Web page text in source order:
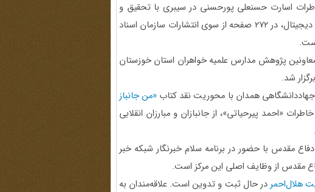
اسارت حسنعلی پورحسنی در سیبری با تحقیق و
تدوین علی درازی به همت معاونت پژوهش و منابع دیجیتال، در ۲۷۲ صفحه از سوی انتشارات سازمان اسناد
پژوهش مدارس علمیه خواهران استان خوزستان
همدان با محوریت نقد کتاب «من جانباز
«احمد پیرحیاتی»، از جانبازان و مبارزان انقلابی
مقدس با حضور در برنامه سلام خبرنگار شبکه خبر
مقدس از وظایف اصلی این مرکز است.
هلال‌احمردر حال ثبت و تدوین است. علاقه‌مندان به